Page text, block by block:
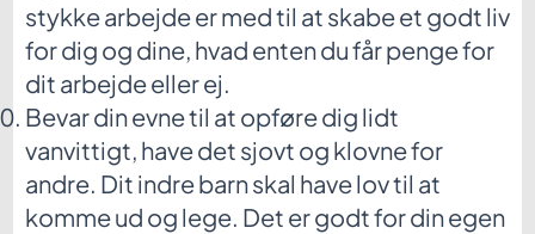
stykke arbejde er med til at skabe et godt liv
for dig og dine, hvad enten du får penge for
dit arbejde eller ej.
Bevar din evne til at opføre dig lidt
vanvittigt, have det sjovt og klovne for
andre. Dit indre barn skal have lov til at
komme ud og lege. Det er godt for din egen